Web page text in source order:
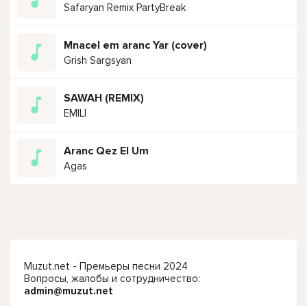
Safaryan Remix PartyBreak
Mnacel em aranc Yar (cover)
Grish Sargsyan
SAWAH (REMIX)
EMILI
Aranc Qez El Um
Agas
Muzut.net - Премьеры песни 2024
Вопросы, жалобы и сотрудничество:
admin@muzut.net